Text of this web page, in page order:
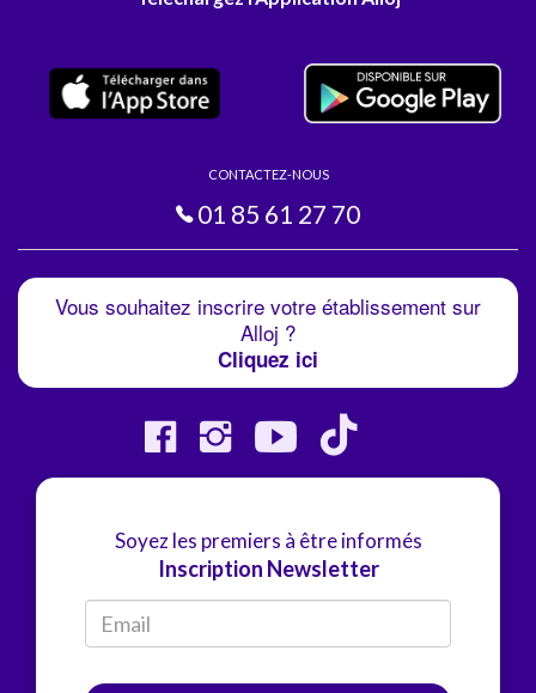
CONTACTEZ-NOUS
01 85 61 27 70
Vous souhaitez inscrire votre établissement sur
Alloj ?
Cliquez ici
Soyez les premiers à être informés
Inscription Newsletter